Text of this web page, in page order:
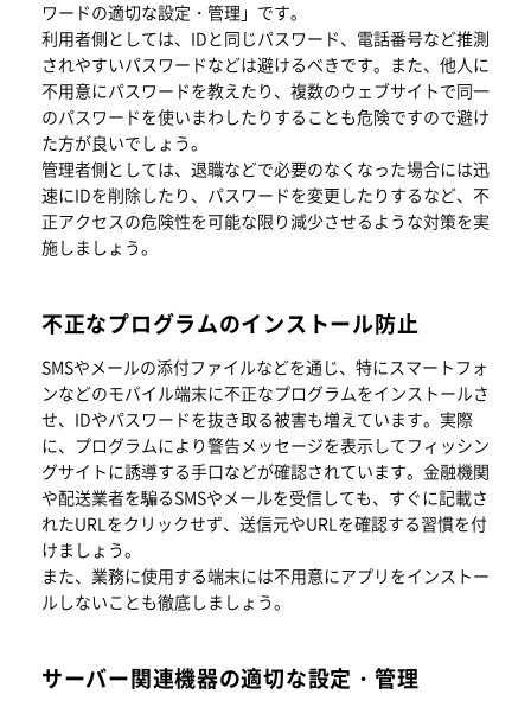
ワードの適切な設定・管理」です。
利用者側としては、IDと同じパスワード、電話番号など推測
されやすいパスワードなどは避けるべきです。また、他人に
不用意にパスワードを教えたり、複数のウェブサイトで同一
のパスワードを使いまわしたりすることも危険ですので避け
た方が良いでしょう。
管理者側としては、退職などで必要のなくなった場合には迅
速にIDを削除したり、パスワードを変更したりするなど、不
正アクセスの危険性を可能な限り減少させるような対策を実
施しましょう。
不正なプログラムのインストール防止
SMSやメールの添付ファイルなどを通じ、特にスマートフォ
ンなどのモバイル端末に不正なプログラムをインストールさ
せ、IDやパスワードを抜き取る被害も増えています。実際
に、プログラムにより警告メッセージを表示してフィッシン
グサイトに誘導する手口などが確認されています。金融機関
や配送業者を騙るSMSやメールを受信しても、すぐに記載さ
れたURLをクリックせず、送信元やURLを確認する習慣を付
けましょう。
また、業務に使用する端末には不用意にアプリをインストー
ルしないことも徹底しましょう。
サーバー関連機器の適切な設定・管理